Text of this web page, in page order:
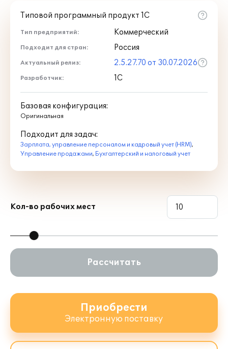
Типовой программный продукт 1С
Тип предприятий: Коммерческий
Подходит для стран: Россия
Актуальный релиз: 2.5.27.70 от 30.07.2026
Разработчик: 1С
Базовая конфигурация:
Оригинальная
Подходит для задач:
Зарплата, управление персоналом и кадровый учет (HRM),
Управление продажами, Бухгалтерский и налоговый учет
Кол-во рабочих мест
Рассчитать
Приобрести
Электронную поставку